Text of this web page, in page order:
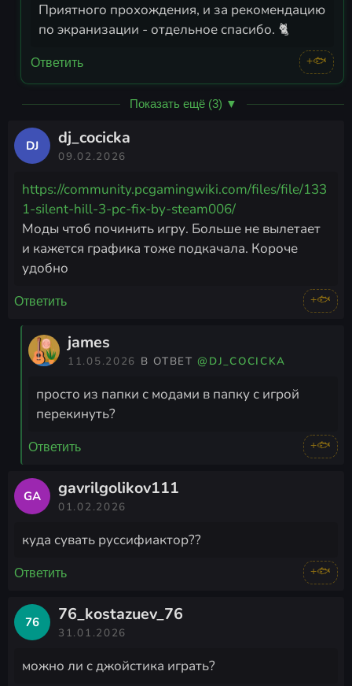
Приятного прохождения, и за рекомендацию
по экранизации - отдельное спасибо. 🐈
Ответить +🐟
Показать ещё (3) ▼
DJ dj_cocicka
09.02.2026
https://community.pcgamingwiki.com/files/file/133
1-silent-hill-3-pc-fix-by-steam006/
Моды чтоб починить игру. Больше не вылетает
и кажется графика тоже подкачала. Короче
удобно
Ответить +🐟
james
11.05.2026 В ОТВЕТ@DJ_COCICKA
просто из папки с модами в папку с игрой
перекинуть?
Ответить +🐟
GA gavrilgolikov111
01.02.2026
куда сувать руссифиактор??
Ответить +🐟
76 76_kostazuev_76
31.01.2026
можно ли с джойстика играть?